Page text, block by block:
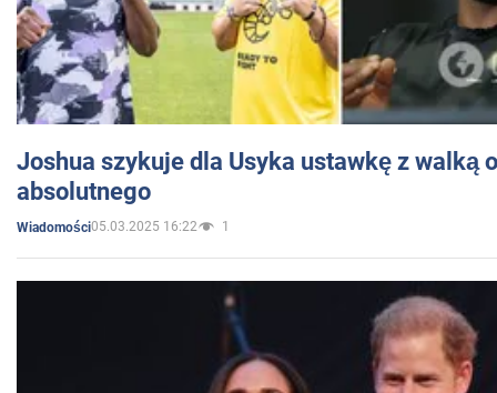
Joshua szykuje dla Usyka ustawkę z walką
absolutnego
Wiadomości05.03.2025 16:22 1